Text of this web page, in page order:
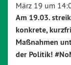
März 19 um
Am 19.03.
konkrete,
Maßnahmen
der Politik!